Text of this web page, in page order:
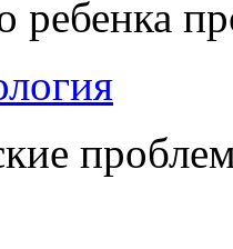
ребенка